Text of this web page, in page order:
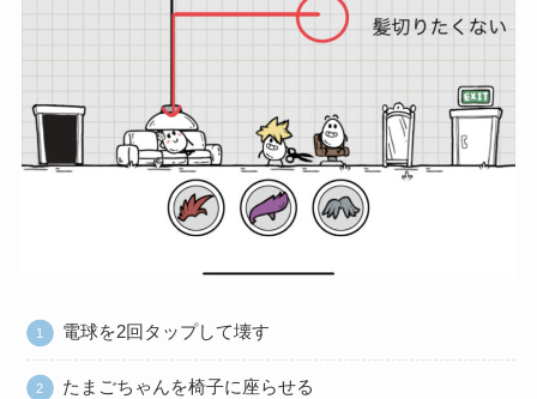
電球を2回タップして壊す
たまごちゃんを椅子に座らせる